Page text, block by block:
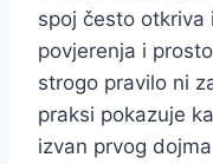
spoj često otkriva
povjerenja i
strogo pravilo ni
praksi pokazuje
izvan prvog